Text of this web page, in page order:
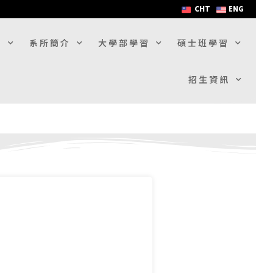
CHT ENG
系所簡介 大學部學習 碩士班學習
招生資訊